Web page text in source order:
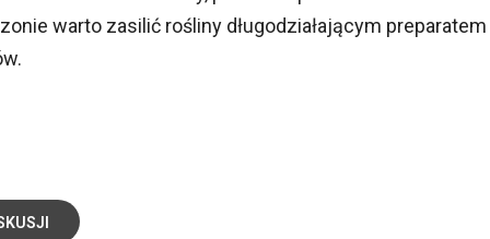
warto zasilić rośliny długodziałającym preparatem